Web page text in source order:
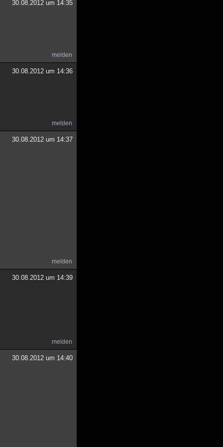
30.08.2012 um 14:35
melden
30.08.2012 um 14:36
melden
30.08.2012 um 14:37
melden
30.08.2012 um 14:39
melden
30.08.2012 um 14:40